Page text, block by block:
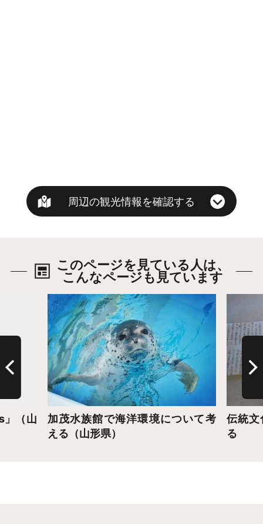
周辺の観光情報を確認する
このページを見ている人は、
こんなページも見ています
」（山
加茂水族館で海洋環境について考
える（山形県）
詳細はこちら
伝統文
る